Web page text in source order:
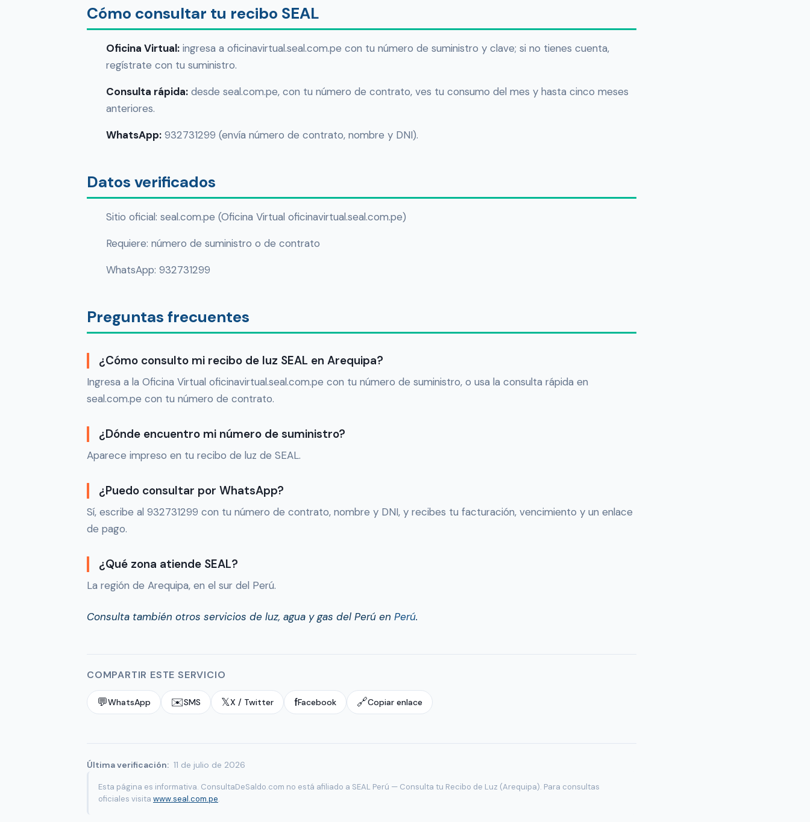
Cómo consultar tu recibo SEAL
Oficina Virtual: ingresa a oficinavirtual.seal.com.pe con tu número de suministro y clave; si no tienes cuenta,
regístrate con tu suministro.
Consulta rápida: desde seal.com.pe, con tu número de contrato, ves tu consumo del mes y hasta cinco meses
anteriores.
WhatsApp: 932731299 (envía número de contrato, nombre y DNI).
Datos verificados
Sitio oficial: seal.com.pe (Oficina Virtual oficinavirtual.seal.com.pe)
Requiere: número de suministro o de contrato
WhatsApp: 932731299
Preguntas frecuentes
¿Cómo consulto mi recibo de luz SEAL en Arequipa?
Ingresa a la Oficina Virtual oficinavirtual.seal.com.pe con tu número de suministro, o usa la consulta rápida en
seal.com.pe con tu número de contrato.
¿Dónde encuentro mi número de suministro?
Aparece impreso en tu recibo de luz de SEAL.
¿Puedo consultar por WhatsApp?
Sí, escribe al 932731299 con tu número de contrato, nombre y DNI, y recibes tu facturación, vencimiento y un enlace
de pago.
¿Qué zona atiende SEAL?
La región de Arequipa, en el sur del Perú.
Consulta también otros servicios de luz, agua y gas del Perú en Perú.
COMPARTIR ESTE SERVICIO
💬WhatsApp ✉️SMS 𝕏X / Twitter fFacebook 🔗Copiar enlace
Última verificación: 11 de julio de 2026
Esta página es informativa. ConsultaDeSaldo.com no está afiliado a SEAL Perú — Consulta tu Recibo de Luz (Arequipa). Para consultas
oficiales visita www.seal.com.pe.